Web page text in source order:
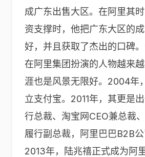
成广东出售大区。在阿里其
资支撑时，他把广东大区的
好，并且获取了杰出的口碑
在阿里集团扮演的人物越来
涯也是风景无限好。2004年
立支付宝。2011年，其更是
行总裁、淘宝网CEO兼总裁
履行副总裁，阿里巴巴B2B公
2013年，陆兆禧正式成为阿